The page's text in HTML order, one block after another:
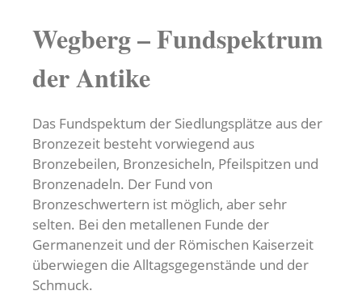
Wegberg – Fundspektrum
der Antike
Das Fundspektum der Siedlungsplätze aus der
Bronzezeit besteht vorwiegend aus
Bronzebeilen, Bronzesicheln, Pfeilspitzen und
Bronzenadeln. Der Fund von
Bronzeschwertern ist möglich, aber sehr
selten. Bei den metallenen Funde der
Germanenzeit und der Römischen Kaiserzeit
überwiegen die Alltagsgegenstände und der
Schmuck.